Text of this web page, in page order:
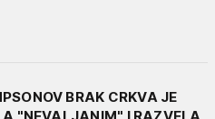
BRAK CRKVA JE